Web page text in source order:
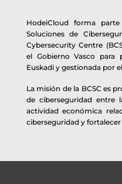
HodeiCloud forma
Soluciones de
Cybersecurity Centre
el Gobierno Vasco para
Euskadi y gestionada por
La misión de la BCSC es
de ciberseguridad entre
actividad económica
ciberseguridad y